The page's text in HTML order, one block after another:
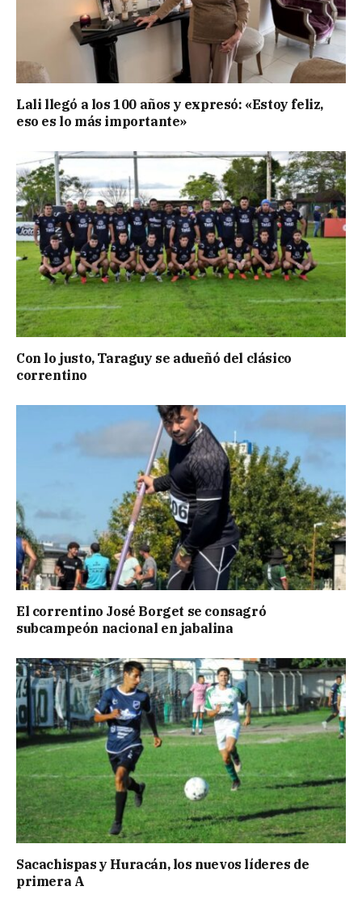
Lali llegó a los 100 años y expresó: «Estoy feliz,
eso es lo más importante»
Con lo justo, Taraguy se adueñó del clásico
correntino
El correntino José Borget se consagró
subcampeón nacional en jabalina
Sacachispas y Huracán, los nuevos líderes de
primera A